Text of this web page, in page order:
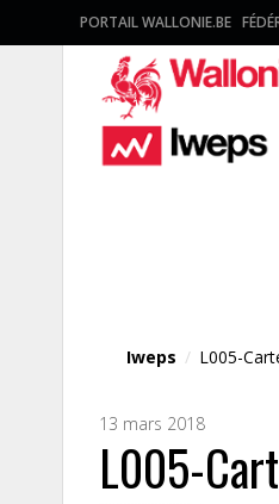
PORTAIL WALLONIE.BE
Iweps / L005-
13 mars 2018
L005-